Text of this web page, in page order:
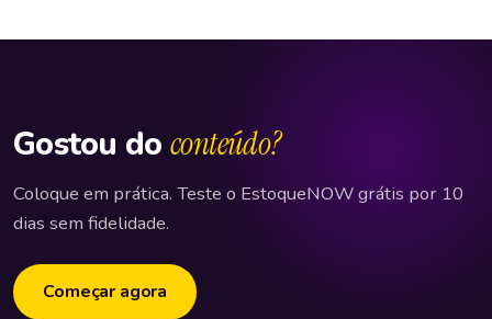
Gostou do conteúdo?
Coloque em prática. Teste o EstoqueNOW grátis por 10
dias sem fidelidade.
Começar agora